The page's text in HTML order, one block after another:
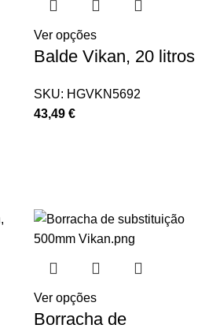
Ver opções
Balde Vikan, 20 litros
SKU: HGVKN5692
43,49 €
Ver opções
Borracha de